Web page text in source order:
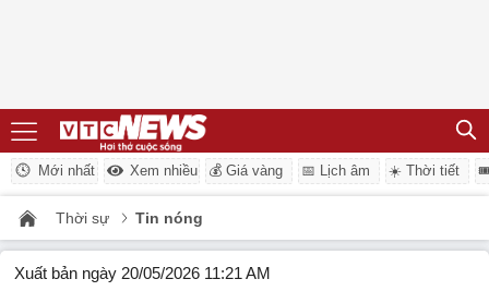
Mới nhất Xem nhiều 💰 Giá vàng 📅 Lịch âm ☀️ Thời tiết
Thời sự Tin nóng
Xuất bản ngày 20/05/2026 11:21 AM